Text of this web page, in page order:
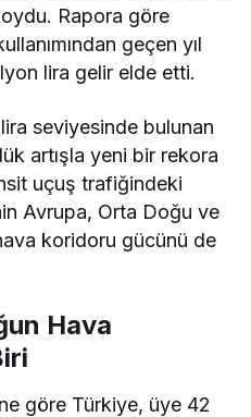
Rapora göre
geçen yıl
lira gelir elde etti.
seviyesinde bulunan
artışla yeni bir rekora
uçuş trafiğindeki
Avrupa, Orta Doğu ve
koridoru gücünü de
Hava
göre Türkiye, üye 42